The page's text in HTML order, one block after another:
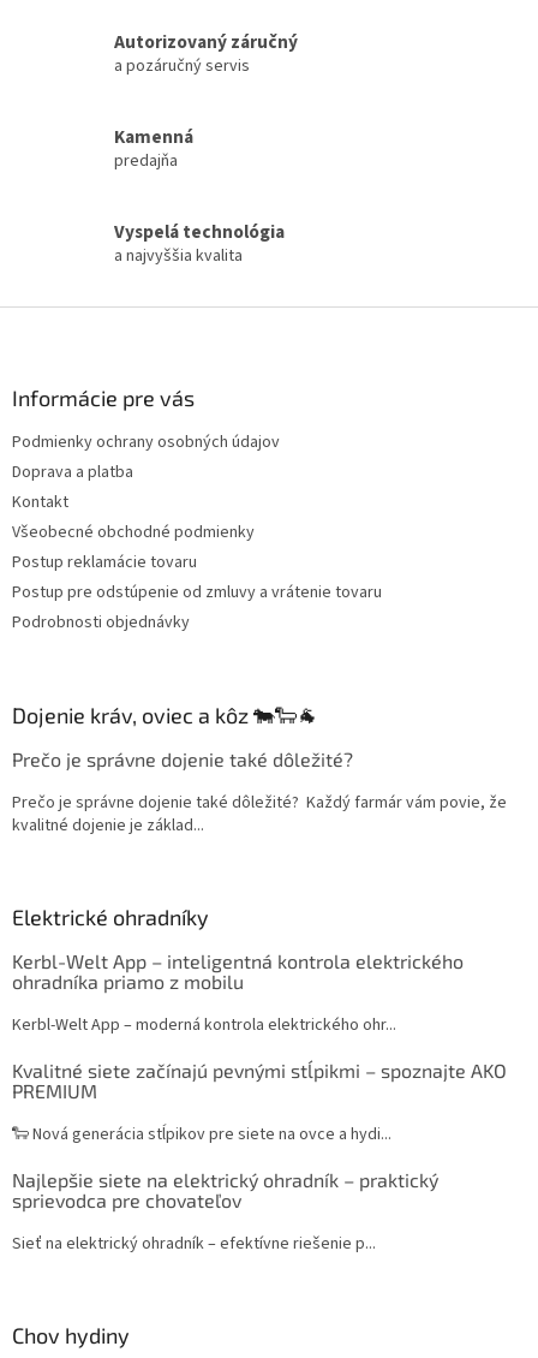
Autorizovaný záručný
a pozáručný servis
Kamenná
predajňa
Vyspelá technológia
a najvyššia kvalita
Informácie pre vás
Podmienky ochrany osobných údajov
Doprava a platba
Kontakt
Všeobecné obchodné podmienky
Postup reklamácie tovaru
Postup pre odstúpenie od zmluvy a vrátenie tovaru
Podrobnosti objednávky
Dojenie kráv, oviec a kôz 🐄🐑🐐
Prečo je správne dojenie také dôležité?
Prečo je správne dojenie také dôležité? Každý farmár vám povie, že
kvalitné dojenie je základ...
Elektrické ohradníky
Kerbl-Welt App – inteligentná kontrola elektrického
ohradníka priamo z mobilu
Kerbl-Welt App – moderná kontrola elektrického ohr...
Kvalitné siete začínajú pevnými stĺpikmi – spoznajte AKO
PREMIUM
🐑 Nová generácia stĺpikov pre siete na ovce a hydi...
Najlepšie siete na elektrický ohradník – praktický
sprievodca pre chovateľov
Sieť na elektrický ohradník – efektívne riešenie p...
Chov hydiny